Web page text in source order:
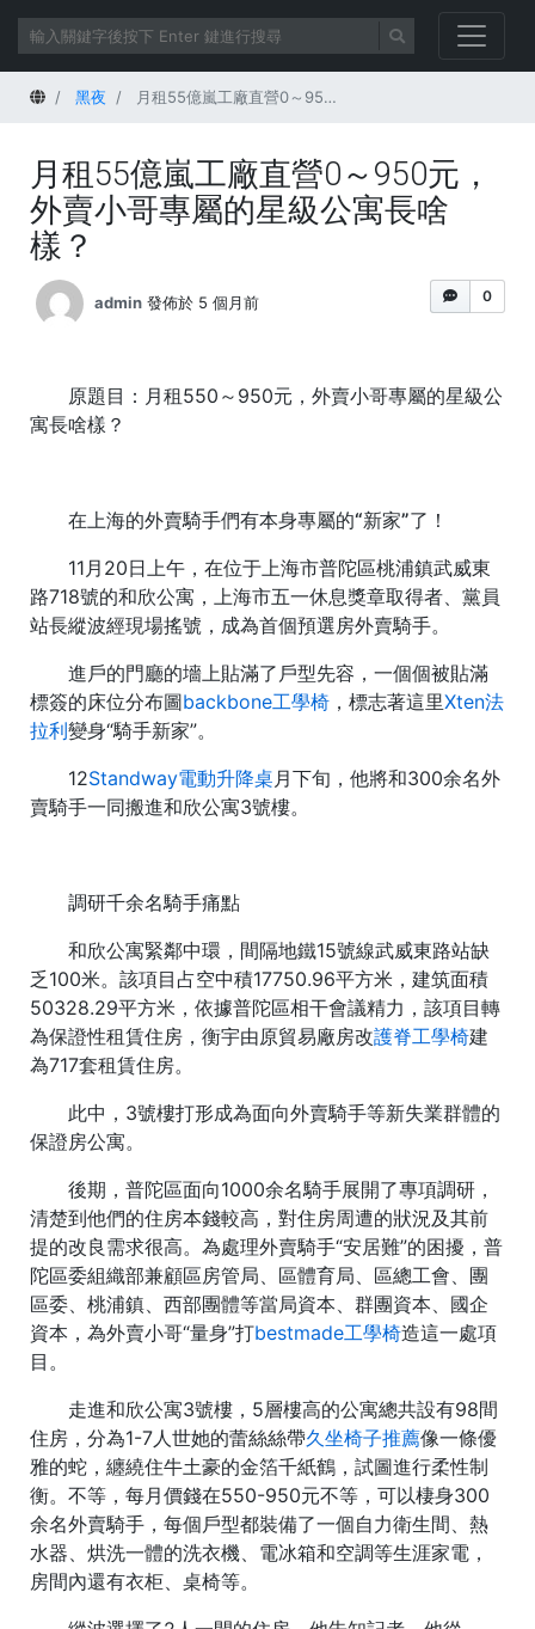
首頁 黑夜 月租55億嵐工廠直營0～950元，外賣小哥專屬的星級公寓長啥樣？
月租55億嵐工廠直營0～950元，
外賣小哥專屬的星級公寓長啥
樣？
0
admin 發佈於 5 個月前
原題目：月租550～950元，外賣小哥專屬的星級公
寓長啥樣？
在上海的外賣騎手們有本身專屬的“新家”了！
11月20日上午，在位于上海市普陀區桃浦鎮武威東
路718號的和欣公寓，上海市五一休息獎章取得者、黨員
站長縱波經現場搖號，成為首個預選房外賣騎手。
進戶的門廳的墻上貼滿了戶型先容，一個個被貼滿
標簽的床位分布圖backbone工學椅 ，標志著這里Xten法
拉利變身“騎手新家”。
12Standway電動升降桌月下旬，他將和300余名外
賣騎手一同搬進和欣公寓3號樓。
調研千余名騎手痛點
和欣公寓緊鄰中環，間隔地鐵15號線武威東路站缺
乏100米。該項目占空中積17750.96平方米，建筑面積
50328.29平方米，依據普陀區相干會議精力，該項目轉
為保證性租賃住房，衡宇由原貿易廠房改護脊工學椅建
為717套租賃住房。
此中，3號樓打形成為面向外賣騎手等新失業群體的
保證房公寓。
後期，普陀區面向1000余名騎手展開了專項調研，
清楚到他們的住房本錢較高，對住房周遭的狀況及其前
提的改良需求很高。為處理外賣騎手“安居難”的困擾，普
陀區委組織部兼顧區房管局、區體育局、區總工會、團
區委、桃浦鎮、西部團體等當局資本、群團資本、國企
資本，為外賣小哥“量身”打bestmade工學椅造這一處項
目。
走進和欣公寓3號樓，5層樓高的公寓總共設有98間
住房，分為1-7人世她的蕾絲絲帶久坐椅子推薦像一條優
雅的蛇，纏繞住牛土豪的金箔千紙鶴，試圖進行柔性制
衡。不等，每月價錢在550-950元不等，可以棲身300
余名外賣騎手，每個戶型都裝備了一個自力衛生間、熱
水器、烘洗一體的洗衣機、電冰箱和空調等生涯家電，
房間內還有衣柜、桌椅等。